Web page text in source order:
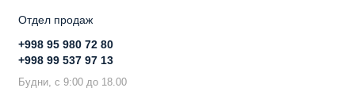
Отдел продаж
+998 95 980 72 80
+998 99 537 97 13
Будни, с 9:00 до 18.00